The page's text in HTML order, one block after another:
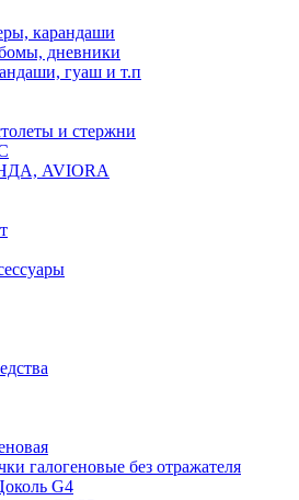
карандаши
дневники
гуаш и т.п
и стержни
AVIORA
галогеновые без отражателя
G4